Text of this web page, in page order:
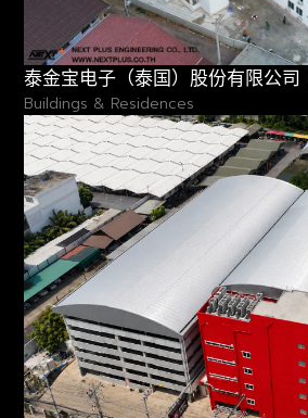
泰金宝电子（泰国）股份有限公
Buildings & Residences